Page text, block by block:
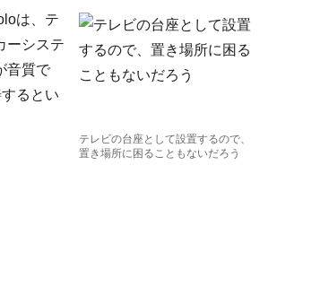
テレビの台座として設置するので、
置き場所に困ることもないだろう
は、テ
ーシステ
音質で
るとい